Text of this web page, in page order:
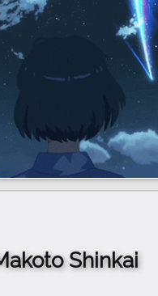
Shinkai